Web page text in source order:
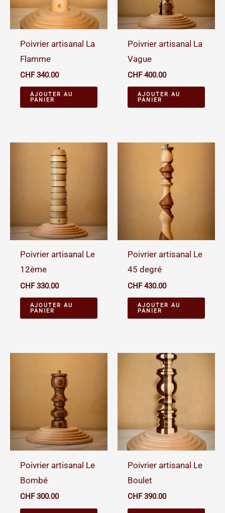
Poivrier artisanal La
Flamme
CHF340.00
AJOUTER AU
PANIER
Poivrier artisanal La
Vague
CHF400.00
AJOUTER AU
PANIER
Poivrier artisanal Le
12ème
CHF330.00
AJOUTER AU
PANIER
Poivrier artisanal Le
45 degré
CHF430.00
AJOUTER AU
PANIER
Poivrier artisanal Le
Bombé
CHF300.00
Poivrier artisanal Le
Boulet
CHF390.00